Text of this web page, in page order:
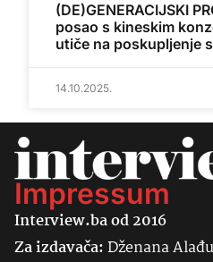
(DE)GENERACIJSKI
posao s kineskim
utiče na poskupljenje
14.10.2025.
Impressum
Interview.ba od 2016
Za izdavača:Dženana